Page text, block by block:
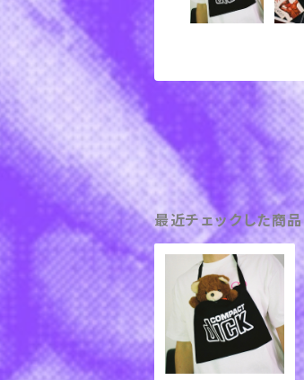
最近チェックした商品